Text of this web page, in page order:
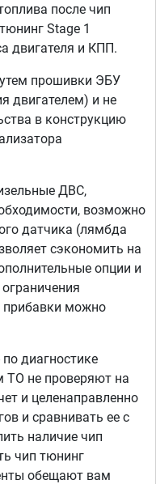
после чип
Stage 1
двигателя и КПП.
прошивки ЭБУ
двигателем) и не
в конструкцию
ДВС,
возможно
датчика (лямбда
сэкономить на
опции и
прибавки можно
диагностике
ТО не проверяют на
и целенаправленно
и сравнивать ее с
наличие чип
чип тюнинг
обещают вам